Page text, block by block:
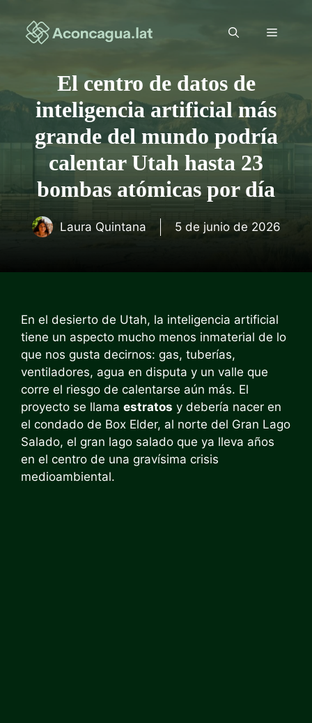
contenido
Menú
El centro de datos de
inteligencia artificial más
grande del mundo podría
calentar Utah hasta 23
bombas atómicas por día
Laura Quintana 5 de junio de 2026
En el desierto de Utah, la inteligencia artificial
tiene un aspecto mucho menos inmaterial de lo
que nos gusta decirnos: gas, tuberías,
ventiladores, agua en disputa y un valle que
corre el riesgo de calentarse aún más. El
proyecto se llama estratos y debería nacer en
el condado de Box Elder, al norte del Gran Lago
Salado, el gran lago salado que ya lleva años
en el centro de una gravísima crisis
medioambiental.